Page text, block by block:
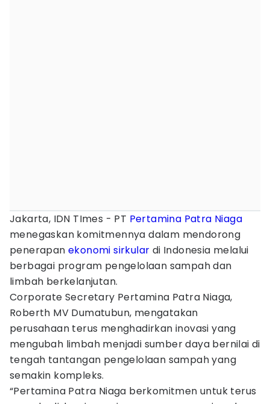
Jakarta, IDN TImes - PT Pertamina Patra Niaga
menegaskan komitmennya dalam mendorong
penerapanekonomi sirkular di Indonesia melalui
berbagai program pengelolaan sampah dan
limbah berkelanjutan.
Corporate Secretary Pertamina Patra Niaga,
Roberth MV Dumatubun, mengatakan
perusahaan terus menghadirkan inovasi yang
mengubah limbah menjadi sumber daya bernilai di
tengah tantangan pengelolaan sampah yang
semakin kompleks.
“Pertamina Patra Niaga berkomitmen untuk terus